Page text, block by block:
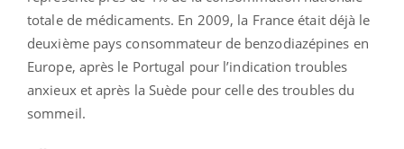
totale de médicaments. En 2009, la France était déjà le
deuxième pays consommateur de benzodiazépines en
Europe, après le Portugal pour l’indication troubles
anxieux et après la Suède pour celle des troubles du
sommeil.